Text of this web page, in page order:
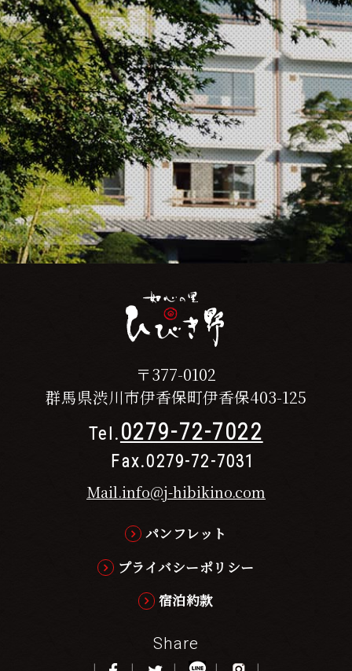
〒377-0102
群馬県渋川市伊香保町伊香保403-125
Tel. 0279-72-7022
Fax.0279-72-7031
Mail.info@j-hibikino.com
パンフレット
プライバシーポリシー
宿泊約款
Share